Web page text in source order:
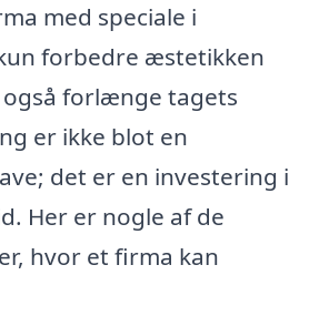
med speciale i
forbedre æstetikken
forlænge tagets
er ikke blot en
det er en investering i
Her er nogle af de
hvor et firma kan